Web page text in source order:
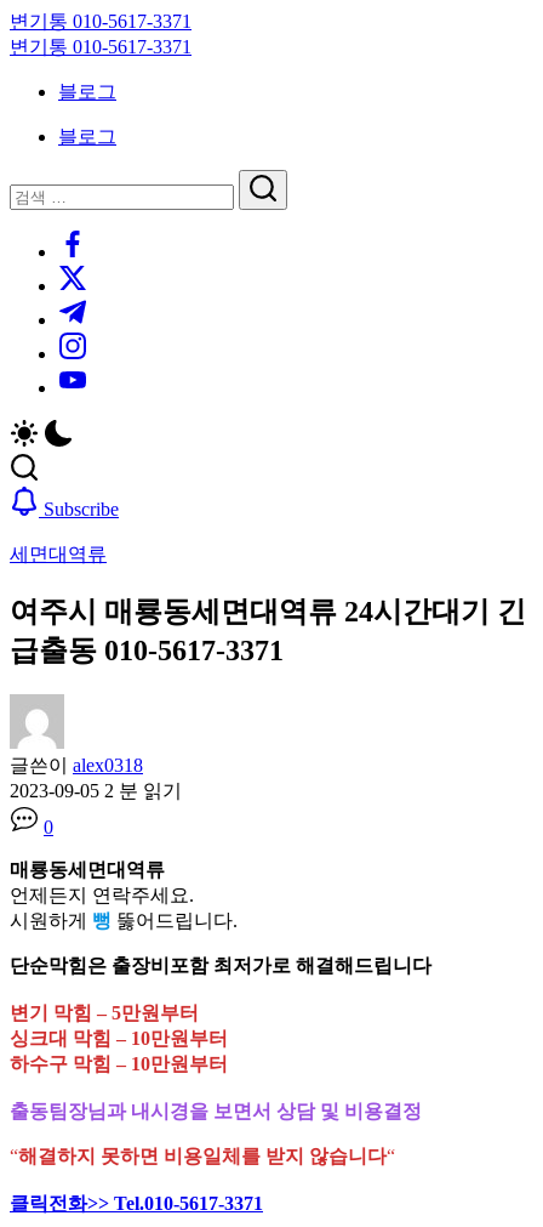
Skip
to
content
변기통 010-5617-3371
변
대
기
변기통 010-5617-3371
크
대
기
블로그
블로그
닫
기
검
검
https://www.facebook.com/
https://twitter.com/
https://t.me/
https://www.instagram.com/
https://youtube.com/
Subscribe
세면대역류
여주시 매룡동세면대역류 24시간대기 긴
급출동 010-5617-3371
글쓴이 alex0318
2023-09-05 2 분 읽기
0
매룡동세면대역류
언제든지 연락주세요.
시원하게 뻥 뚫어드립니다.
단순막힘은 출장비포함 최저가로 해결해드립니다
변기 막힘 – 5만원부터
싱크대 막힘 – 10만원부터
하수구 막힘 – 10만원부터
출동팀장님과 내시경을 보면서 상담 및 비용결정
“해결하지 못하면 비용일체를 받지 않습니다“
클릭전화>> Tel.010-5617-3371